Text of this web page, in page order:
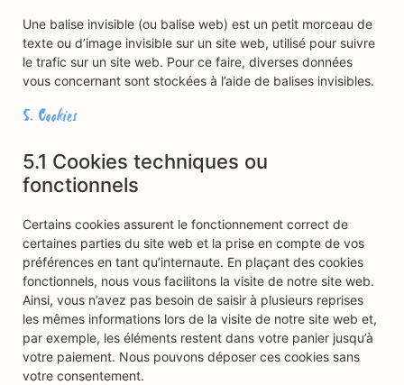
Une balise invisible (ou balise web) est un petit morceau de
texte ou d’image invisible sur un site web, utilisé pour suivre
le trafic sur un site web. Pour ce faire, diverses données
vous concernant sont stockées à l’aide de balises invisibles.
5. Cookies
5.1 Cookies techniques ou
fonctionnels
Certains cookies assurent le fonctionnement correct de
certaines parties du site web et la prise en compte de vos
préférences en tant qu’internaute. En plaçant des cookies
fonctionnels, nous vous facilitons la visite de notre site web.
Ainsi, vous n’avez pas besoin de saisir à plusieurs reprises
les mêmes informations lors de la visite de notre site web et,
par exemple, les éléments restent dans votre panier jusqu’à
votre paiement. Nous pouvons déposer ces cookies sans
votre consentement.